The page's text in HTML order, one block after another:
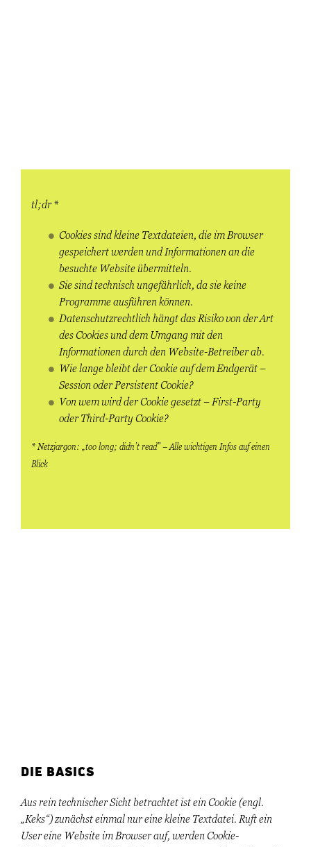
tl;dr *
Cookies sind kleine Textdateien, die im Browser
gespeichert werden und Informationen an die
besuchte Website übermitteln.
Sie sind technisch ungefährlich, da sie keine
Programme ausführen können.
Datenschutzrechtlich hängt das Risiko von der Art
des Cookies und dem Umgang mit den
Informationen durch den Website-Betreiber ab.
Wie lange bleibt der Cookie auf dem Endgerät –
Session oder Persistent Cookie?
Von wem wird der Cookie gesetzt – First-Party
oder Third-Party Cookie?
* Netzjargon: „too long; didn’t read” – Alle wichtigen Infos auf einen
Blick
DIE BASICS
Aus rein technischer Sicht betrachtet ist ein Cookie (engl.
„Keks“) zunächst einmal nur eine kleine Textdatei. Ruft ein
User eine Website im Browser auf, werden Cookie-